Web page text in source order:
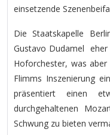
einsetzende
Die Staatskapelle
Gustavo Dudamel eher
Hoforchester, was
Flimms Inszenierung
präsentiert einen
durchgehaltenen
Schwung zu bieten